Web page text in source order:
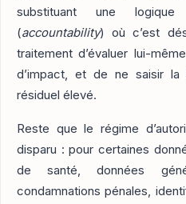
substituant une
(accountability) où c’est
traitement d’évaluer lui-
d’impact, et de ne saisir la
résiduel élevé.
Reste que le régime
disparu : pour certaines
de santé, données
condamnations pénales,